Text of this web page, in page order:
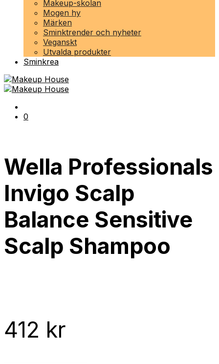
Makeup-skolan
Mogen hy
Märken
Sminktrender och nyheter
Veganskt
Utvalda produkter
Sminkrea
0
Wella Professionals
Invigo Scalp
Balance Sensitive
Scalp Shampoo
412 kr